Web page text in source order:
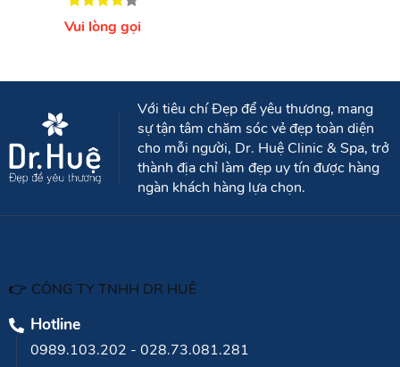
Vui lòng gọi
Với tiêu chí Đẹp để yêu thương, mang
sự tận tâm chăm sóc vẻ đẹp toàn diện
cho mỗi người, Dr. Huệ Clinic & Spa, trở
thành địa chỉ làm đẹp uy tín được hàng
ngàn khách hàng lựa chọn.
👉 CÔNG TY TNHH DR HUỆ
Hotline
0989.103.202 - 028.73.081.281